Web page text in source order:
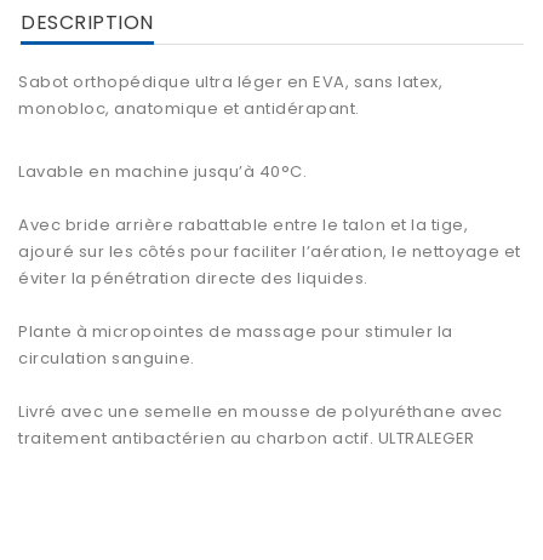
DESCRIPTION
Sabot orthopédique ultra léger en EVA, sans latex,
monobloc, anatomique et antidérapant.
Lavable en machine jusqu’à 40°C.
Avec bride arrière rabattable entre le talon et la tige,
ajouré sur les côtés pour faciliter l’aération, le nettoyage et
éviter la pénétration directe des liquides.
Plante à micropointes de massage pour stimuler la
circulation sanguine.
Livré avec une semelle en mousse de polyuréthane avec
traitement antibactérien au charbon actif. ULTRALEGER